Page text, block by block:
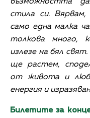
стила си.
само една малка
толкова много,
излезе на бял
ще растем,
от живота и
енергия и
Билетите за